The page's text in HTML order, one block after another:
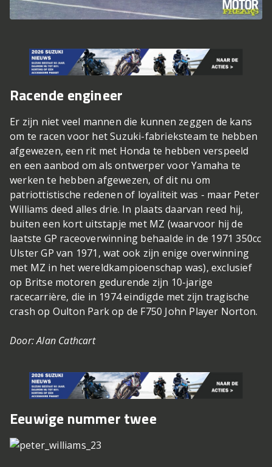
Racende engineer
Er zijn niet veel mannen die kunnen zeggen de kans
om te racen voor het Suzuki-fabrieksteam te hebben
afgewezen, een rit met Honda te hebben verspeeld
en een aanbod om als ontwerper voor Yamaha te
werken te hebben afgewezen, of dit nu om
patriottistische redenen of loyaliteit was - maar Peter
Williams deed alles drie. In plaats daarvan reed hij,
buiten een kort uitstapje met MZ (waarvoor hij de
laatste GP raceoverwinning behaalde in de 1971 350cc
Ulster GP van 1971, wat ook zijn enige overwinning
met MZ in het wereldkampioenschap was), exclusief
op Britse motoren gedurende zijn 10-jarige
racecarrière, die in 1974 eindigde met zijn tragische
crash op Oulton Park op de F750 John Player Norton.
Door: Alan Cathcart
Eeuwige nummer twee